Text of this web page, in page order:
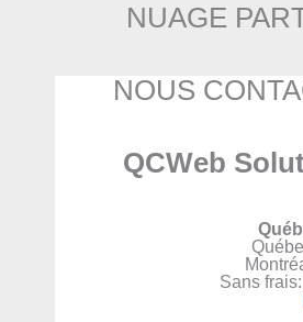
NUAGE
NOUS
QCWeb
Sans